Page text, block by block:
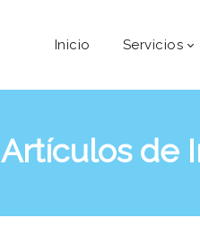
Inicio Servicios
Artículos de